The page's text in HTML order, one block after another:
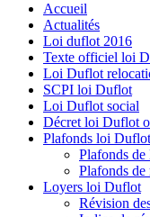
Accueil
Actualités
Loi duflot 2016
Texte officiel loi
Loi Duflot
SCPI loi Duflot
Loi Duflot social
Décret loi Duflot
Plafonds loi Duflot
Plafonds
Plafonds de
Loyers loi Duflot
Révision